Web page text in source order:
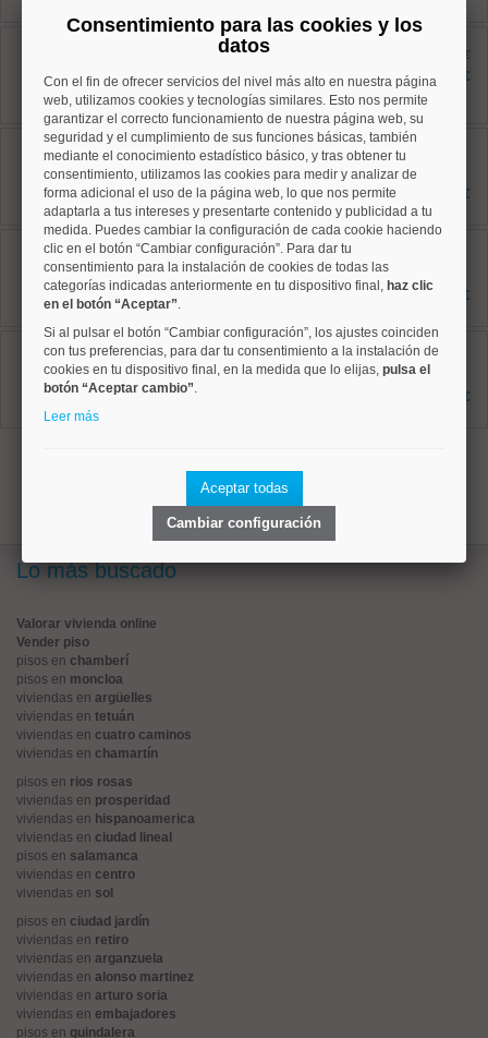
Tetuán, Bellas Vistas
Ref: 10008798
1 dormitorios
1 baños
antes 226.000 €
214.000 €
Chamartín, Prosperidad
Ref: 10008852
74 m²
3 dormitorios
1 baños
477.500 €
Salamanca, Guindalera
Ref: 10008947
43 m²
1 dormitorios
1 baños
398.000 €
Salamanca, Guindalera
Ref: 10008950
53 m²
1 dormitorios
393.000 €
Lo más buscado
Valorar vivienda online
Vender piso
pisos en chamberí
pisos en moncloa
viviendas en argüelles
viviendas en tetuán
viviendas en cuatro caminos
viviendas en chamartín
pisos en rios rosas
viviendas en prosperidad
viviendas en hispanoamerica
viviendas en ciudad lineal
pisos en salamanca
viviendas en centro
viviendas en sol
pisos en ciudad jardín
viviendas en retiro
viviendas en arganzuela
viviendas en alonso martinez
viviendas en arturo soria
viviendas en embajadores
pisos en guindalera
Consentimiento para las cookies y los
datos
Con el fin de ofrecer servicios del nivel más alto en nuestra página
web, utilizamos cookies y tecnologías similares. Esto nos permite
garantizar el correcto funcionamiento de nuestra página web, su
seguridad y el cumplimiento de sus funciones básicas, también
mediante el conocimiento estadístico básico, y tras obtener tu
consentimiento, utilizamos las cookies para medir y analizar de
forma adicional el uso de la página web, lo que nos permite
adaptarla a tus intereses y presentarte contenido y publicidad a tu
medida. Puedes cambiar la configuración de cada cookie haciendo
clic en el botón “Cambiar configuración”. Para dar tu
consentimiento para la instalación de cookies de todas las
categorías indicadas anteriormente en tu dispositivo final, haz clic
en el botón “Aceptar”.
Si al pulsar el botón “Cambiar configuración”, los ajustes coinciden
con tus preferencias, para dar tu consentimiento a la instalación de
cookies en tu dispositivo final, en la medida que lo elijas, pulsa el
botón “Aceptar cambio”.
Leer más
Aceptar todas
Cambiar configuración